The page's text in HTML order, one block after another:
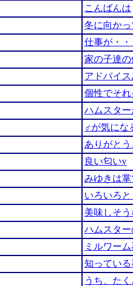
こんばんは
冬に向かっ
仕事が・・
家の子達
アドバイス
個性でそれ
ハムスター
♂が気にな
ありがとう
良い匂いv
みゆきは掌
いろいろと
美味しそ
ハムスタ
ミルワー
知っている
うち、た